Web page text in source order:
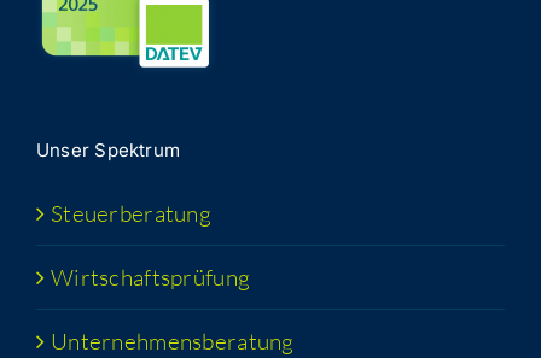
Unser Spek­trum
Steu­er­be­ra­tung
Wirt­schafts­prü­fung
Unter­neh­mens­be­ra­tung